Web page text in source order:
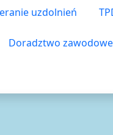
uzdolnień
Doradztwo zawodowe